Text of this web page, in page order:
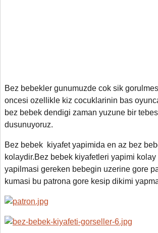
Bez bebekler gunumuzde cok sik
oncesi ozellikle kiz cocuklarinin bas
bez bebek dendigi zaman yuzune bir
dusunuyoruz.
Bez bebek kiyafet yapimida en az bez
kolaydir.Bez bebek kiyafetleri yapimi
yapilmasi gereken bebegin uzerine gore
kumasi bu patrona gore kesip dikimi